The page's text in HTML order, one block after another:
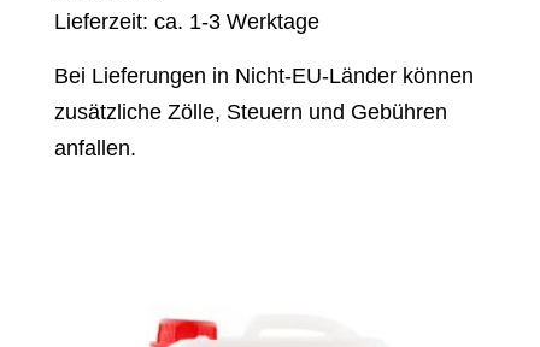
Lieferzeit: ca. 1-3 Werktage
Bei Lieferungen in Nicht-EU-Länder können
zusätzliche Zölle, Steuern und Gebühren
anfallen.